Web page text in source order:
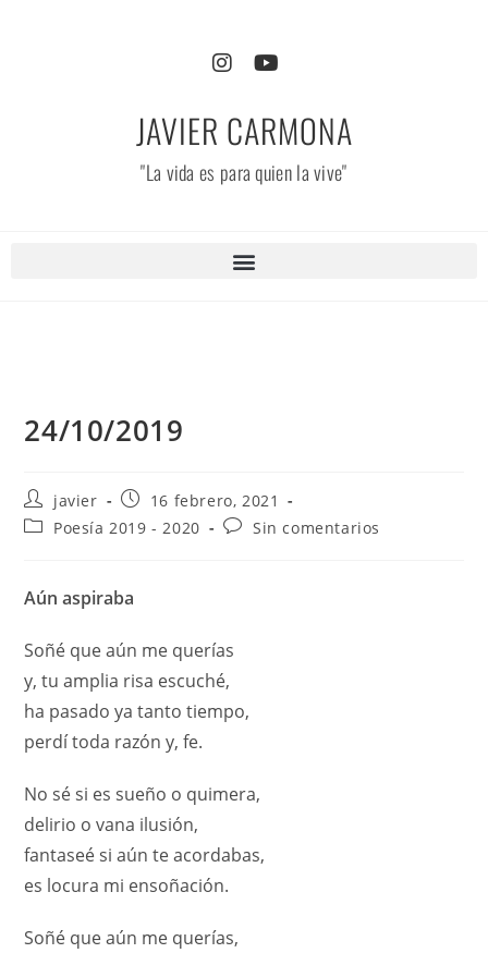
JAVIER CARMONA
"La vida es para quien la vive"
24/10/2019
javier
16 febrero, 2021
Poesía 2019 - 2020
Sin comentarios
Aún aspiraba
Soñé que aún me querías
y, tu amplia risa escuché,
ha pasado ya tanto tiempo,
perdí toda razón y, fe.
No sé si es sueño o quimera,
delirio o vana ilusión,
fantaseé si aún te acordabas,
es locura mi ensoñación.
Soñé que aún me querías,